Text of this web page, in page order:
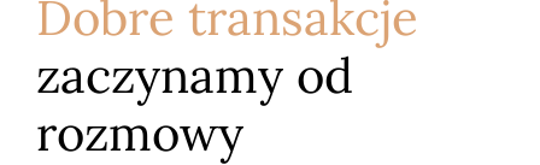
Dobre transakcje
zaczynamy od
rozmowy